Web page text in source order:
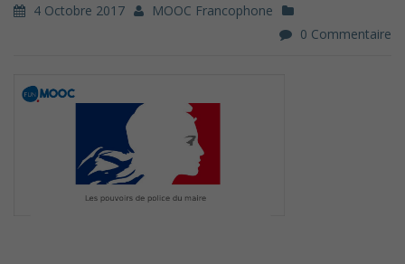
4 Octobre 2017
MOOC Francophone
0 Commentaire